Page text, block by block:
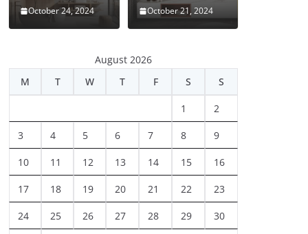
October 24, 2024 October 21, 2024
August 2026
M
T W T F S S
1 2
3 4 5 6 7 8 9
10 11 12 13 14 15 16
17 18 19 20 21 22 23
24 25 26 27 28 29 30